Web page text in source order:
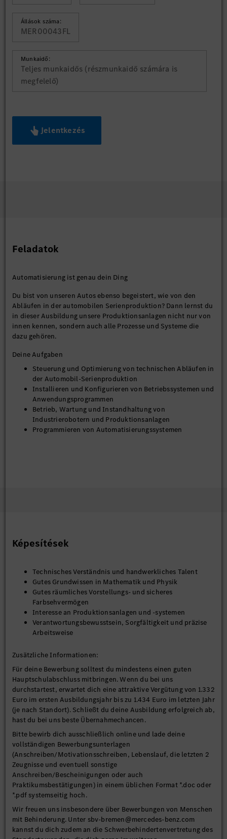
Állások száma:
MER00043FL
Munkaidő:
Teljes munkaidős (részmunkaidő számára is
megfelelő)
Jelentkezés
Feladatok
Automatisierung ist genau dein Ding
Du bist von unseren Autos ebenso begeistert, wie von den
Abläufen in der automobilen Serienproduktion? Dann lernst du
in dieser Ausbildung unsere Produktionsanlagen nicht nur von
innen kennen, sondern auch alle Prozesse und Systeme die
dazu gehören.
Deine Aufgaben
Steuerung und Optimierung von technischen Abläufen in
der Automobil-Serienproduktion
Installieren und Konfigurieren von Betriebssystemen und
Anwendungsprogrammen
Betrieb, Wartung und Instandhaltung von
Industrierobotern und Produktionsanlagen
Programmieren von Automatisierungssystemen
Képesítések
Technisches Verständnis und handwerkliches Talent
Gutes Grundwissen in Mathematik und Physik
Gutes räumliches Vorstellungs- und sicheres
Farbsehvermögen
Interesse an Produktionsanlagen und -systemen
Verantwortungsbewusstsein, Sorgfältigkeit und präzise
Arbeitsweise
Zusätzliche Informationen:
Für deine Bewerbung solltest du mindestens einen guten
Hauptschulabschluss mitbringen. Wenn du bei uns
durchstartest, erwartet dich eine attraktive Vergütung von 1.332
Euro im ersten Ausbildungsjahr bis zu 1.434 Euro im letzten Jahr
(je nach Standort). Schließt du deine Ausbildung erfolgreich ab,
hast du bei uns beste Übernahmechancen.
Bitte bewirb dich ausschließlich online und lade deine
vollständigen Bewerbungsunterlagen
(Anschreiben/Motivationsschreiben, Lebenslauf, die letzten 2
Zeugnisse und eventuell sonstige
Anschreiben/Bescheinigungen oder auch
Praktikumsbestätigungen) in einem üblichen Format *.doc oder
*.pdf systemseitig hoch.
Wir freuen uns insbesondere über Bewerbungen von Menschen
mit Behinderung. Unter sbv-bremen@mercedes-benz.com
kannst du dich zudem an die Schwerbehindertenvertretung des